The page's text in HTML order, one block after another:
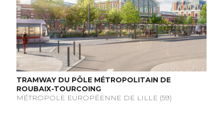
TRAMWAY DU PÔLE MÉTROPOLITAIN DE
ROUBAIX-TOURCOING
MÉTROPOLE EUROPÉENNE DE LILLE (59)